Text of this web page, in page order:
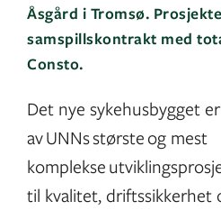
Åsgård i Tromsø.
samspillskontrakt med
Consto.
Det nye sykehusbygget
av UNNs største og mest
komplekse
til kvalitet, driftssikkerhet